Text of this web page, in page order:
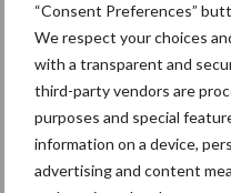
“Consent Preferences”
We respect your choices
with a transparent and
third-party vendors are
purposes and special
information on a device,
advertising and content
Primaire
Sidebar
Recent nieuws
6 aug
"Hoge
voor